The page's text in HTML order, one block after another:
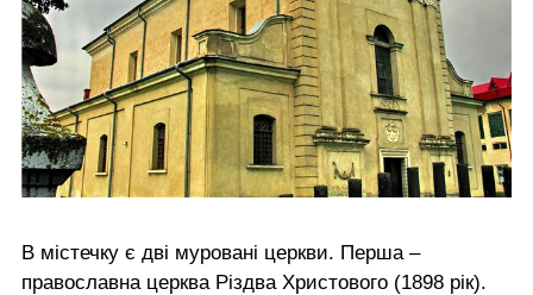
В містечку є дві муровані церкви. Перша –
православна церква Різдва Христового (1898 рік).